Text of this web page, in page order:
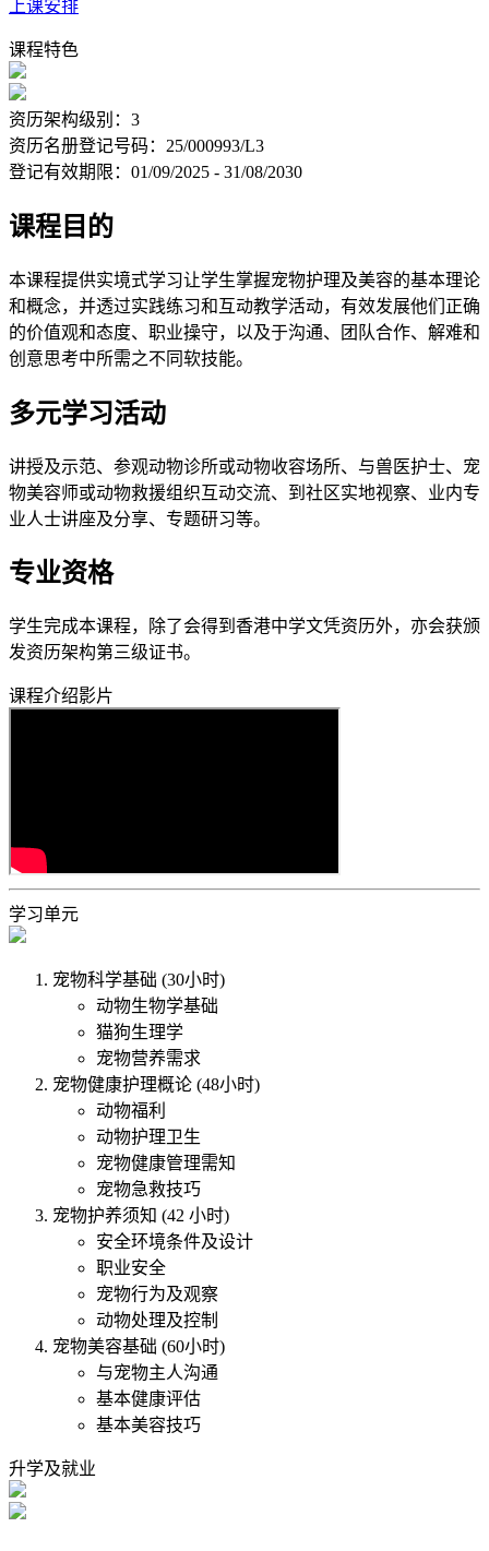
上课安排
课程特色
资历架构级别：3
资历名册登记号码：25/000993/L3
登记有效期限：01/09/2025 - 31/08/2030
课程目的
本课程提供实境式学习让学生掌握宠物护理及美容的基本理论
和概念，并透过实践练习和互动教学活动，有效发展他们正确
的价值观和态度、职业操守，以及于沟通、团队合作、解难和
创意思考中所需之不同软技能。
多元学习活动
讲授及示范、参观动物诊所或动物收容场所、与兽医护士、宠
物美容师或动物救援组织互动交流、到社区实地视察、业内专
业人士讲座及分享、专题研习等。
专业资格
学生完成本课程，除了会得到香港中学文凭资历外，亦会获颁
发资历架构第三级证书。
课程介绍影片
学习单元
宠物科学基础 (30小时)
动物生物学基础
猫狗生理学
宠物营养需求
宠物健康护理概论 (48小时)
动物福利
动物护理卫生
宠物健康管理需知
宠物急救技巧
宠物护养须知 (42 小时)
安全环境条件及设计
职业安全
宠物行为及观察
动物处理及控制
宠物美容基础 (60小时)
与宠物主人沟通
基本健康评估
基本美容技巧
升学及就业